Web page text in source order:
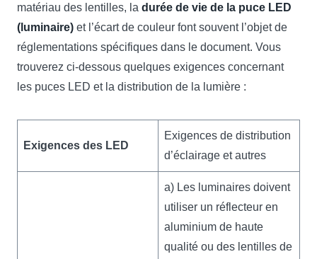
matériau des lentilles, la durée de vie de la puce LED
(luminaire) et l’écart de couleur font souvent l’objet de
réglementations spécifiques dans le document. Vous
trouverez ci-dessous quelques exigences concernant
les puces LED et la distribution de la lumière :
Exigences des LED
Exigences de distribution
d’éclairage et autres
a) Les luminaires doivent
utiliser un réflecteur en
aluminium de haute
qualité ou des lentilles de